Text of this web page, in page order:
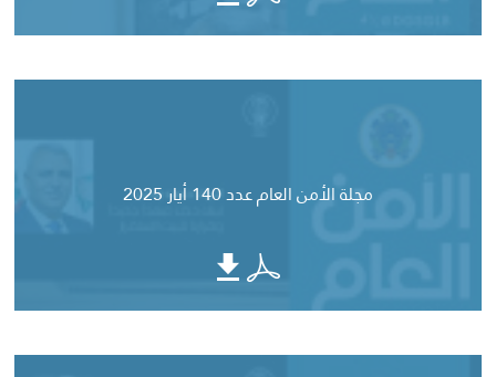
مجلة الأمن العام عدد 140 أيار 2025